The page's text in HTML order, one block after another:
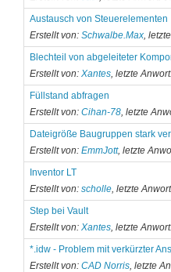
Austausch von Steuerelementen
Erstellt von: Schwalbe.Max,
Blechteil von abgeleiteter
Erstellt von: Xantes, letzte
Füllstand abfragen
Erstellt von: Cihan-78, letzte
Dateigröße Baugruppen stark
Erstellt von: EmmJott, letzte
Inventor LT
Erstellt von: scholle, letzte
Step bei Vault
Erstellt von: Xantes, letzte
*.idw - Problem mit verkürzter
Erstellt von: CAD Norris, letzte